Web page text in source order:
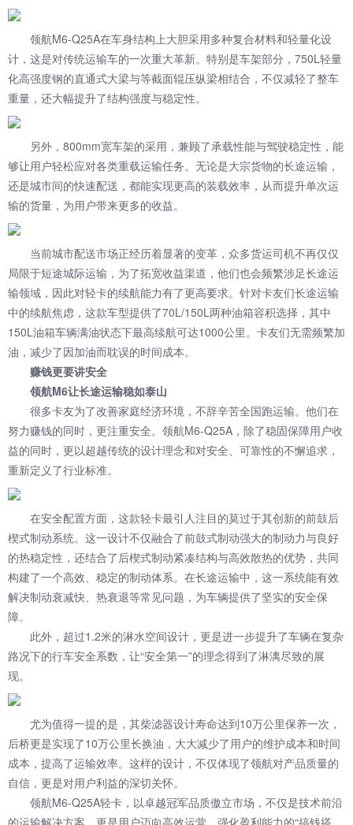
领航M6-Q25A在车身结构上大胆采用多种复合材料和轻量化设
计，这是对传统运输车的一次重大革新。特别是车架部分，750L轻量
化高强度钢的直通式大梁与等截面辊压纵梁相结合，不仅减轻了整车
重量，还大幅提升了结构强度与稳定性。
另外，800mm宽车架的采用，兼顾了承载性能与驾驶稳定性，能
够让用户轻松应对各类重载运输任务。无论是大宗货物的长途运输，
还是城市间的快速配送，都能实现更高的装载效率，从而提升单次运
输的货量，为用户带来更多的收益。
当前城市配送市场正经历着显著的变革，众多货运司机不再仅仅
局限于短途城际运输，为了拓宽收益渠道，他们也会频繁涉足长途运
输领域，因此对轻卡的续航能力有了更高要求。针对卡友们长途运输
中的续航焦虑，这款车型提供了70L/150L两种油箱容积选择，其中
150L油箱车辆满油状态下最高续航可达1000公里。卡友们无需频繁加
油，减少了因加油而耽误的时间成本。
赚钱更要讲安全
领航M6让长途运输稳如泰山
很多卡友为了改善家庭经济环境，不辞辛苦全国跑运输。他们在
努力赚钱的同时，更注重安全。领航M6-Q25A，除了稳固保障用户收
益的同时，更以超越传统的设计理念和对安全、可靠性的不懈追求，
重新定义了行业标准。
在安全配置方面，这款轻卡最引人注目的莫过于其创新的前鼓后
楔式制动系统。这一设计不仅融合了前鼓式制动强大的制动力与良好
的热稳定性，还结合了后楔式制动紧凑结构与高效散热的优势，共同
构建了一个高效、稳定的制动体系。在长途运输中，这一系统能有效
解决制动衰减快、热衰退等常见问题，为车辆提供了坚实的安全保
障。
此外，超过1.2米的淋水空间设计，更是进一步提升了车辆在复杂
路况下的行车安全系数，让“安全第一”的理念得到了淋漓尽致的展
现。
尤为值得一提的是，其柴滤器设计寿命达到10万公里保养一次，
后桥更是实现了10万公里长换油，大大减少了用户的维护成本和时间
成本，提高了运输效率。这样的设计，不仅体现了领航对产品质量的
自信，更是对用户利益的深切关怀。
领航M6-Q25A轻卡，以卓越冠军品质傲立市场，不仅是技术前沿
的运输解决方案，更是用户迈向高效运营、强化盈利能力的“搞钱搭